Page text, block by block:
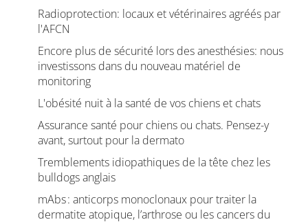
Radioprotection: locaux et vétérinaires agréés par
l'AFCN
Encore plus de sécurité lors des anesthésies: nous
investissons dans du nouveau matériel de
monitoring
L'obésité nuit à la santé de vos chiens et chats
Assurance santé pour chiens ou chats. Pensez-y
avant, surtout pour la dermato
Tremblements idiopathiques de la tête chez les
bulldogs anglais
mAbs : anticorps monoclonaux pour traiter la
dermatite atopique, l’arthrose ou les cancers du